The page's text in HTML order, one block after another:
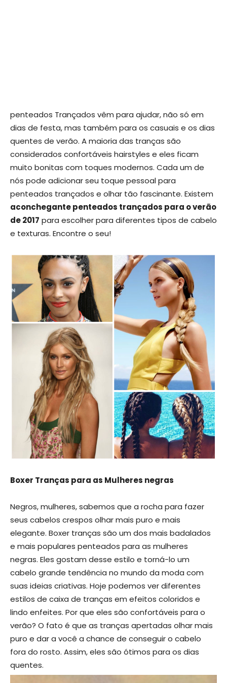
penteados Trançados vêm para ajudar, não só em
dias de festa, mas também para os casuais e os dias
quentes de verão. A maioria das tranças são
considerados confortáveis hairstyles e eles ficam
muito bonitas com toques modernos. Cada um de
nós pode adicionar seu toque pessoal para
penteados trançados e olhar tão fascinante. Existem
aconchegante penteados trançados para o verão
de 2017 para escolher para diferentes tipos de cabelo
e texturas. Encontre o seu!
Boxer Tranças para as Mulheres negras
Negros, mulheres, sabemos que a rocha para fazer
seus cabelos crespos olhar mais puro e mais
elegante. Boxer tranças são um dos mais badalados
e mais populares penteados para as mulheres
negras. Eles gostam desse estilo e torná-lo um
cabelo grande tendência no mundo da moda com
suas ideias criativas. Hoje podemos ver diferentes
estilos de caixa de tranças em efeitos coloridos e
lindo enfeites. Por que eles são confortáveis para o
verão? O fato é que as tranças apertadas olhar mais
puro e dar a você a chance de conseguir o cabelo
fora do rosto. Assim, eles são ótimos para os dias
quentes.